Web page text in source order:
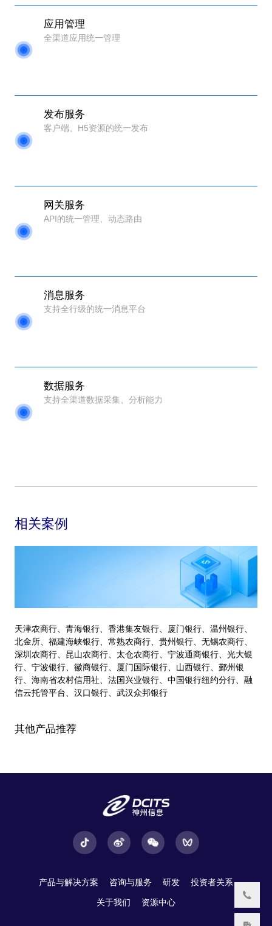
应用管理
全渠道应用统一管理
发布服务
客户端、H5资源的统一发布
网关服务
API的统一管理、动态路由
消息服务
支持全行级的统一消息平台
数据服务
支持全渠道数据采集、分析能力
相关案例
天津农商行、青海银行、香港集友银行、厦门银行、温州银行、
北金所、福建海峡银行、常熟农商行、贵州银行、无锡农商行、
深圳农商行、昆山农商行、太仓农商行、宁波通商银行、光大银
行、宁波银行、徽商银行、厦门国际银行、山西银行、鄞州银
行、海南省农村信用社、法国兴业银行、中国银行纽约分行、融
信云托管平台、汉口银行、武汉众邦银行
其他产品推荐
产品与解决方案 咨询与服务 研发 投资者关系
关于我们 资源中心